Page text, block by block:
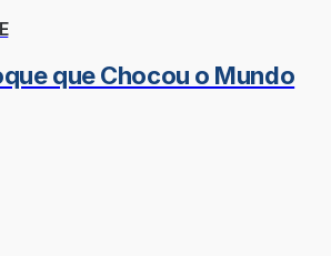
que Chocou o Mundo